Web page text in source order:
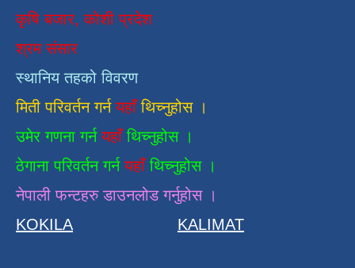
कृषि बजार, कोशी प्रदेश
श्रम संसार
स्थानिय तहको विवरण
मिती परिवर्तन गर्न यहाँ थिच्नुहोस ।
उमेर गणना गर्नयहाँथिच्नुहोस ।
ठेगाना परिवर्तन गर्नयहाँ थिच्नुहोस ।
नेपाली फन्टहरु डाउनलोड गर्नुहोस ।
KOKILA
KALIMAT